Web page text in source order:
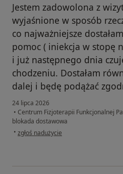
Jestem zadowolona z
wyjaśnione w sposób
co najważniejsze
pomoc ( iniekcja w stopę
i już następnego dnia
chodzeniu. Dostałam
dalej i będę podążać
24 lipca 2026
• Centrum Fizjoterapii Funkcjonalnej
blokada dostawowa
• w opinii użytkownika Beata knyszewska
zgłoś nadużycie